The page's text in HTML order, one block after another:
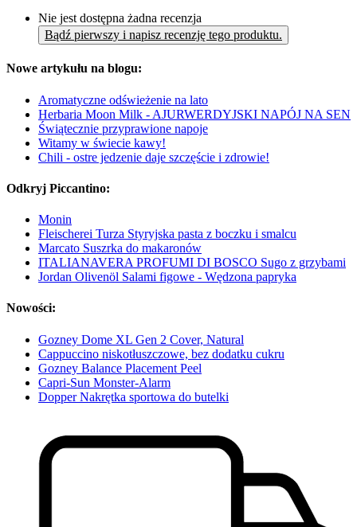
Nie jest dostępna żadna recenzja
Bądź pierwszy i napisz recenzję tego produktu.
Nowe artykułu na blogu:
Aromatyczne odświeżenie na lato
Herbaria Moon Milk - AJURWERDYJSKI NAPÓJ NA SEN
Świątecznie przyprawione napoje
Witamy w świecie kawy!
Chili - ostre jedzenie daje szczęście i zdrowie!
Odkryj Piccantino:
Monin
Fleischerei Turza Styryjska pasta z boczku i smalcu
Marcato Suszrka do makaronów
ITALIANAVERA PROFUMI DI BOSCO Sugo z grzybami
Jordan Olivenöl Salami figowe - Wędzona papryka
Nowości:
Gozney Dome XL Gen 2 Cover, Natural
Cappuccino niskotłuszczowe, bez dodatku cukru
Gozney Balance Placement Peel
Capri-Sun Monster-Alarm
Dopper Nakrętka sportowa do butelki